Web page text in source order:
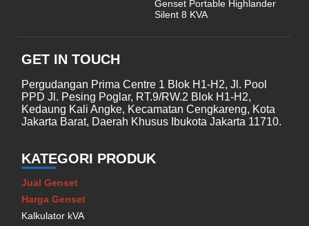
Genset Portable Highlander
Silent 8 KVA
GET IN TOUCH
Pergudangan Prima Centre 1 Blok H1-H2, Jl. Pool
PPD Jl. Pesing Poglar, RT.9/RW.2 Blok H1-H2,
Kedaung Kali Angke, Kecamatan Cengkareng, Kota
Jakarta Barat, Daerah Khusus Ibukota Jakarta 11710.
KATEGORI PRODUK
Jual Genset
Harga Genset
Kalkulator kVA